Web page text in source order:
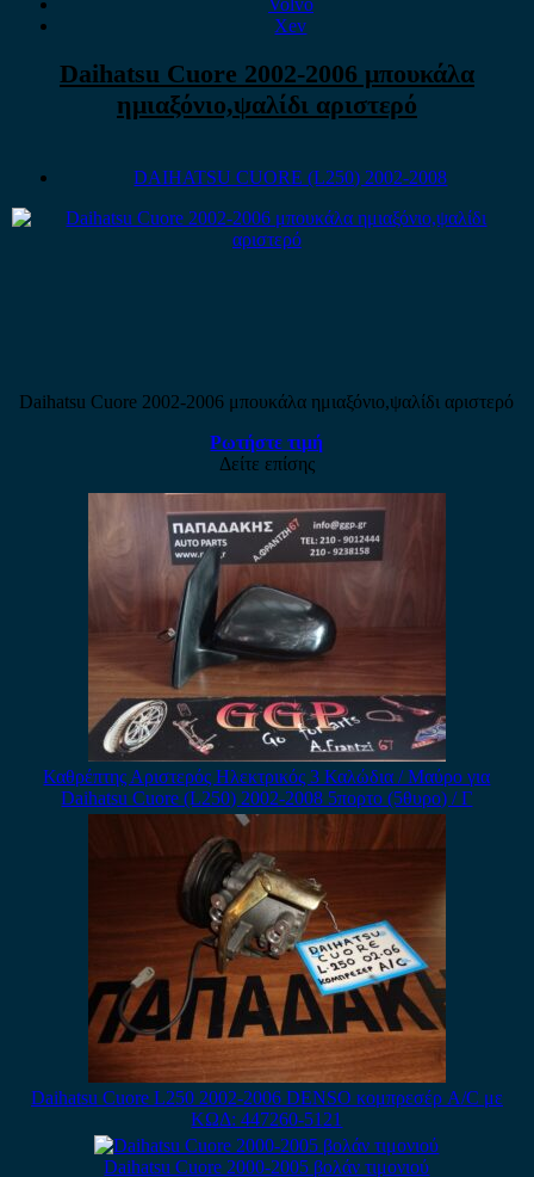
Volvo
Xev
Daihatsu Cuore 2002-2006 μπουκάλα
ημιαξόνιο,ψαλίδι αριστερό
DAIHATSU CUORE (L250) 2002-2008
Daihatsu Cuore 2002-2006 μπουκάλα ημιαξόνιο,ψαλίδι αριστερό
Ρωτήστε τιμή
Δείτε επίσης
Καθρέπτης Αριστερός Ηλεκτρικός 3 Καλώδια / Μαύρο για
Daihatsu Cuore (L250) 2002-2008 5πορτο (5θυρο) / Γ
Daihatsu Cuore L250 2002-2006 DENSO κομπρεσέρ A/C με
ΚΩΔ: 447260-5121
Daihatsu Cuore 2000-2005 βολάν τιμονιού